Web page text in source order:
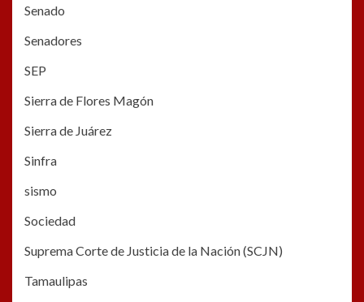
Senado
Senadores
SEP
Sierra de Flores Magón
Sierra de Juárez
Sinfra
sismo
Sociedad
Suprema Corte de Justicia de la Nación (SCJN)
Tamaulipas